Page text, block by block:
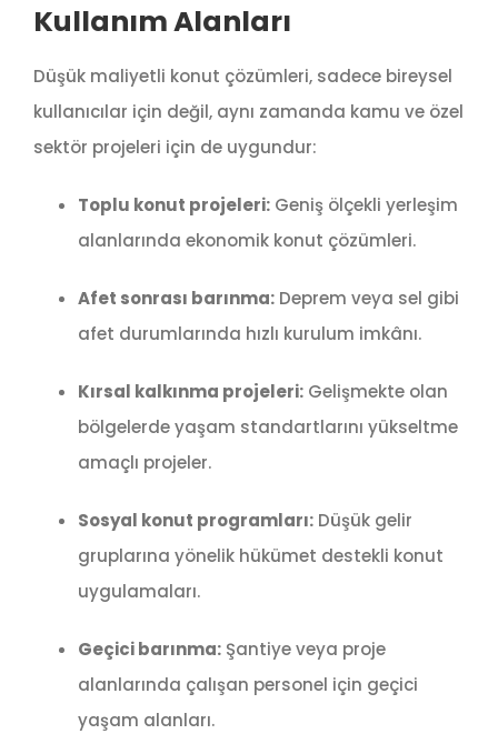
Kullanım Alanları
Düşük maliyetli konut çözümleri, sadece bireysel
kullanıcılar için değil, aynı zamanda kamu ve özel
sektör projeleri için de uygundur:
Toplu konut projeleri:Geniş ölçekli yerleşim
alanlarında ekonomik konut çözümleri.
Afet sonrası barınma:Deprem veya sel gibi
afet durumlarında hızlı kurulum imkânı.
Kırsal kalkınma projeleri:Gelişmekte olan
bölgelerde yaşam standartlarını yükseltme
amaçlı projeler.
Sosyal konut programları:Düşük gelir
gruplarına yönelik hükümet destekli konut
uygulamaları.
Geçici barınma:Şantiye veya proje
alanlarında çalışan personel için geçici
yaşam alanları.